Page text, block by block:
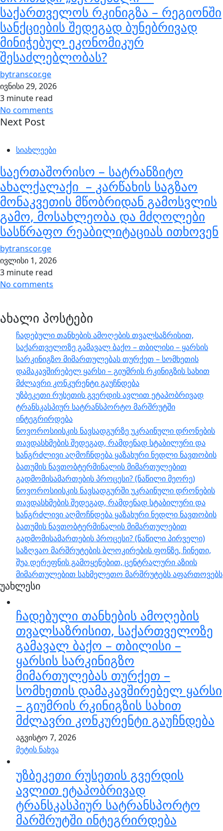
საქართველოს რკინიგზა – რეგიონში
სანქციების შედეგად ბუნებრივად
მინიჭებულ ეკონომიკურ
შესაძლებლობას?
bytranscor.ge
ივნისი 29, 2026
3 minute read
No comments
Next Post
სიახლეები
საერთაშორისო – სატრანზიტო
ახალქალაქი – კარწახის საგზაო
მონაკვეთის მწობრიდან გამოსვლის
გამო, მოსახლეობა და მძღოლები
სასწრაფო რეაბილიტაციას ითხოვენ
bytranscor.ge
ივლისი 1, 2026
3 minute read
No comments
ახალი პოსტები
ჩადებული თანხების ამოღების თვალსაზრისით,
საქართველოზე გამავალ ბაქო – თბილისი – ყარსის
სარკინიგზო მიმართულებას თურქეთ – სომხეთის
დამაკავშირებელ ყარსი – გიუმრის რკინიგზის სახით
მძლავრი კონკურენტი გაუჩნდება
უზბეკეთი რუსეთის გვერდის ავლით ეტაპობრივად
ტრანსკასპიურ სატრანსპორტო მარშრუტში
ინტეგრირდება
ნოვოროსიისკის ნავსადგურზე უკრაინული დრონების
თავდასხმების შედეგად, რამდენად სტაბილური და
ხანგრძლივი აღმოჩნდება ყაზახური ნედლი ნავთობის
ბათუმის ნავთობტერმინალის მიმართულებით
გადმომისამართების პროცესი? (ნაწილი მეორე)
ნოვოროსიისკის ნავსადგურში უკრაინული დრონების
თავდასხმების შედეგად, რამდენად სტაბილური და
ხანგრძლივი აღმოჩნდება ყაზახური ნედლი ნავთობის
ბათუმის ნავთობტერმინალის მიმართულებით
გადმომისამართების პროცესი? (ნაწილი პირველი)
საზღვაო მარშრუტების ბლოკირების ფონზე, ჩინეთი,
შუა დერეფნის გამოყენებით, ცენტრალური აზიის
მიმართულებით სახმელეთო მარშრუტებს აფართოვებს
უახლესი
ჩადებული თანხების ამოღების
თვალსაზრისით, საქართველოზე
გამავალ ბაქო – თბილისი –
ყარსის სარკინიგზო
მიმართულებას თურქეთ –
სომხეთის დამაკავშირებელ ყარსი
– გიუმრის რკინიგზის სახით
მძლავრი კონკურენტი გაუჩნდება
აგვისტო 7, 2026
მეტის ნახვა
უზბეკეთი რუსეთის გვერდის
ავლით ეტაპობრივად
ტრანსკასპიურ სატრანსპორტო
მარშრუტში ინტეგრირდება